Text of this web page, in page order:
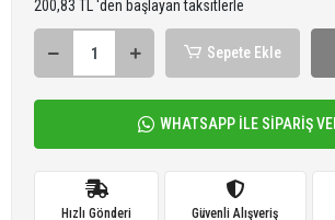
200,83 TL 'den başlayan taksitlerle
Sepete Ekle
WHATSAPP İLE SİPARİŞ
Hızlı Gönderi Güvenli Alışveriş